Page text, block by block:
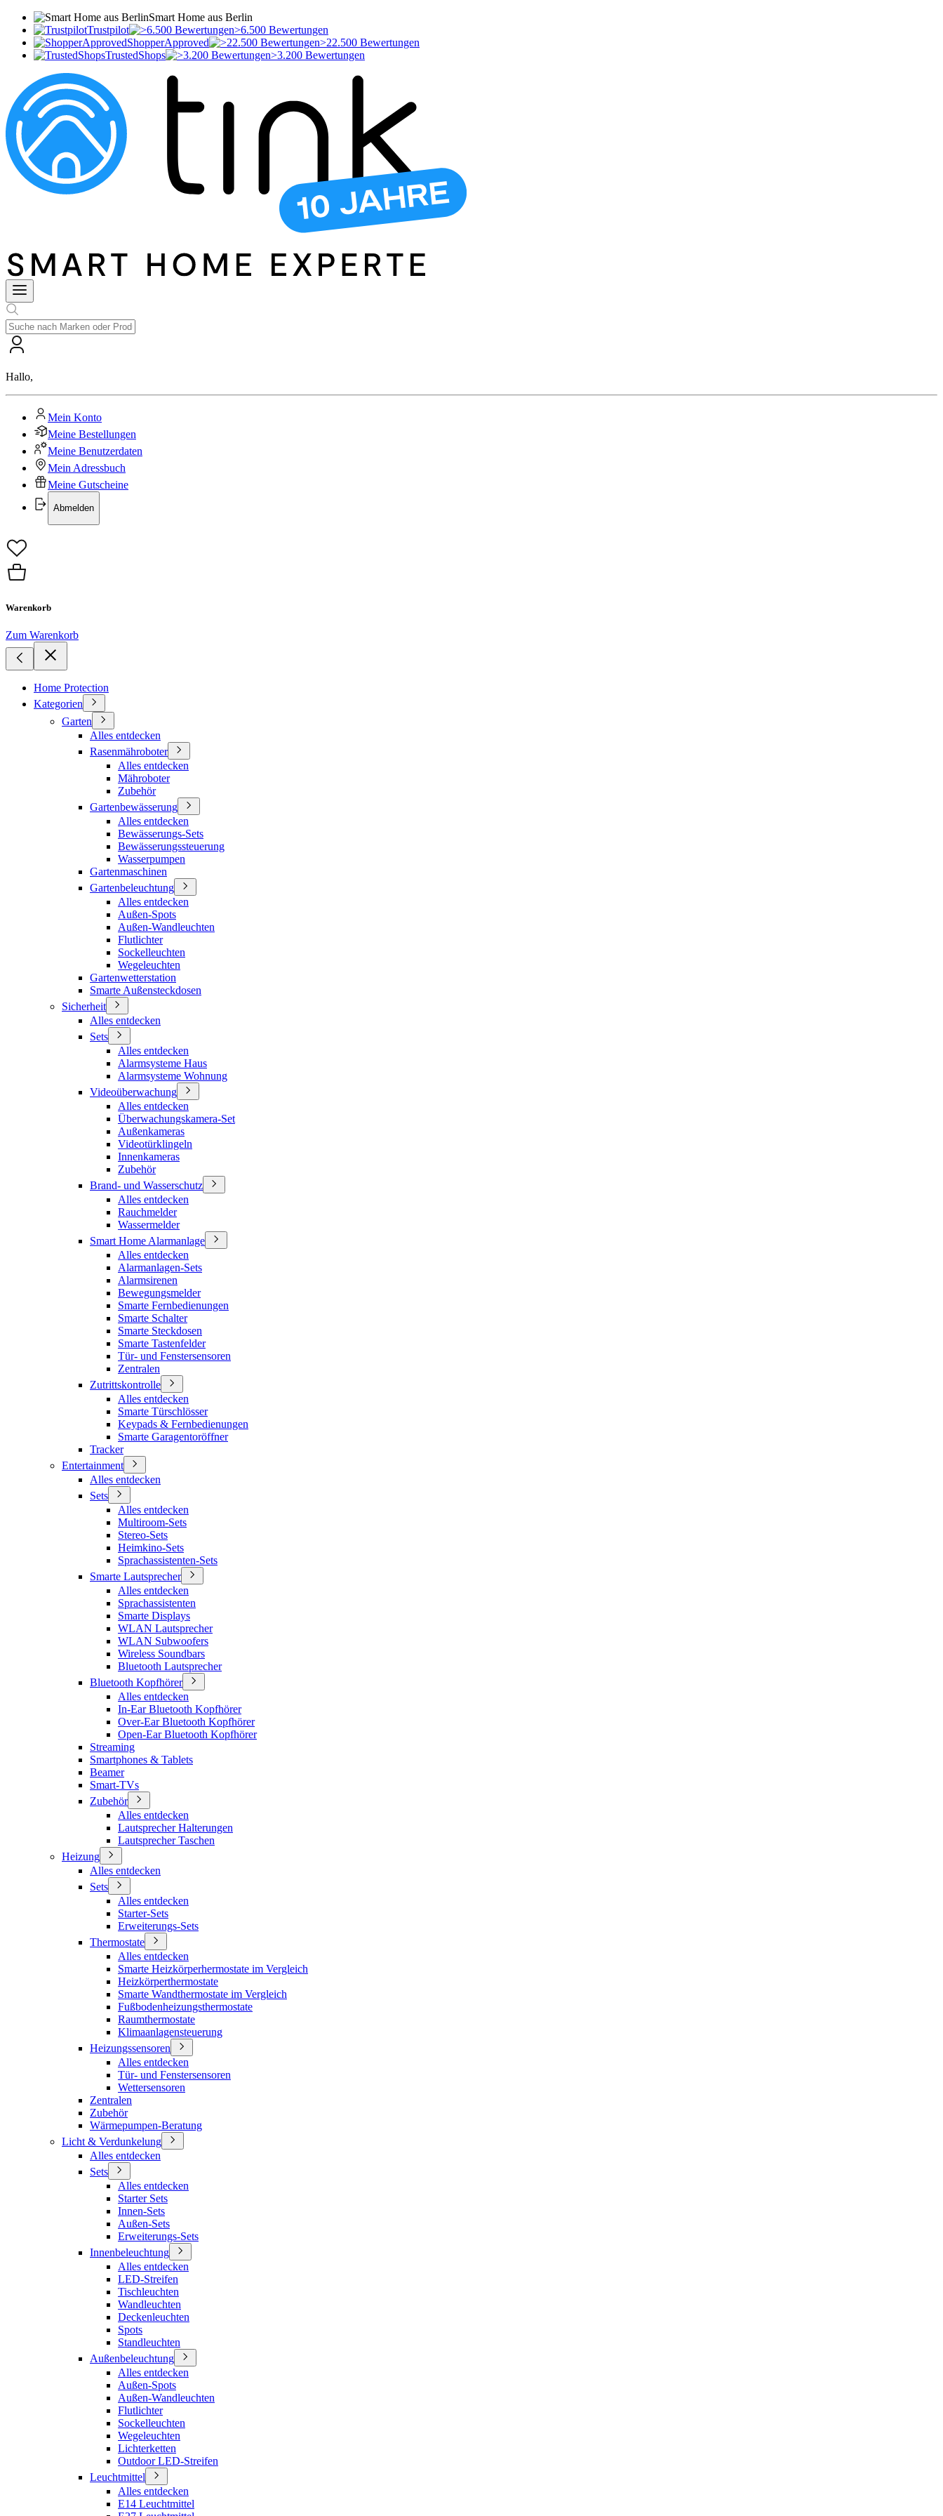
Smart Home aus Berlin
Trustpilot
>6.500 Bewertungen
ShopperApproved
>22.500 Bewertungen
TrustedShops
>3.200 Bewertungen
Hallo,
Mein Konto
Meine Bestellungen
Meine Benutzerdaten
Mein Adressbuch
Meine Gutscheine
Abmelden
Warenkorb
Zum Warenkorb
Home Protection
Kategorien
Garten
Alles entdecken
Rasenmähroboter
Alles entdecken
Mähroboter
Zubehör
Gartenbewässerung
Alles entdecken
Bewässerungs-Sets
Bewässerungssteuerung
Wasserpumpen
Gartenmaschinen
Gartenbeleuchtung
Alles entdecken
Außen-Spots
Außen-Wandleuchten
Flutlichter
Sockelleuchten
Wegeleuchten
Gartenwetterstation
Smarte Außensteckdosen
Sicherheit
Alles entdecken
Sets
Alles entdecken
Alarmsysteme Haus
Alarmsysteme Wohnung
Videoüberwachung
Alles entdecken
Überwachungskamera-Set
Außenkameras
Videotürklingeln
Innenkameras
Zubehör
Brand- und Wasserschutz
Alles entdecken
Rauchmelder
Wassermelder
Smart Home Alarmanlage
Alles entdecken
Alarmanlagen-Sets
Alarmsirenen
Bewegungsmelder
Smarte Fernbedienungen
Smarte Schalter
Smarte Steckdosen
Smarte Tastenfelder
Tür- und Fenstersensoren
Zentralen
Zutrittskontrolle
Alles entdecken
Smarte Türschlösser
Keypads & Fernbedienungen
Smarte Garagentoröffner
Tracker
Entertainment
Alles entdecken
Sets
Alles entdecken
Multiroom-Sets
Stereo-Sets
Heimkino-Sets
Sprachassistenten-Sets
Smarte Lautsprecher
Alles entdecken
Sprachassistenten
Smarte Displays
WLAN Lautsprecher
WLAN Subwoofers
Wireless Soundbars
Bluetooth Lautsprecher
Bluetooth Kopfhörer
Alles entdecken
In-Ear Bluetooth Kopfhörer
Over-Ear Bluetooth Kopfhörer
Open-Ear Bluetooth Kopfhörer
Streaming
Smartphones & Tablets
Beamer
Smart-TVs
Zubehör
Alles entdecken
Lautsprecher Halterungen
Lautsprecher Taschen
Heizung
Alles entdecken
Sets
Alles entdecken
Starter-Sets
Erweiterungs-Sets
Thermostate
Alles entdecken
Smarte Heizkörperhermostate im Vergleich
Heizkörperthermostate
Smarte Wandthermostate im Vergleich
Fußbodenheizungsthermostate
Raumthermostate
Klimaanlagensteuerung
Heizungssensoren
Alles entdecken
Tür- und Fenstersensoren
Wettersensoren
Zentralen
Zubehör
Wärmepumpen-Beratung
Licht & Verdunkelung
Alles entdecken
Sets
Alles entdecken
Starter Sets
Innen-Sets
Außen-Sets
Erweiterungs-Sets
Innenbeleuchtung
Alles entdecken
LED-Streifen
Tischleuchten
Wandleuchten
Deckenleuchten
Spots
Standleuchten
Außenbeleuchtung
Alles entdecken
Außen-Spots
Außen-Wandleuchten
Flutlichter
Sockelleuchten
Wegeleuchten
Lichterketten
Outdoor LED-Streifen
Leuchtmittel
Alles entdecken
E14 Leuchtmittel